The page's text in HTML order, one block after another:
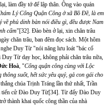
làm đầy tớ để lập thân. Ông vào quán
Lý Cống Quận Công ở xã Bồ Đề, là em
phủ dinh bàn nói điều gì, đều được Nam
cấm"[32]. Đào bèn ở lại, xin chăn trâu
chăn trâu, ban đêm đọc sách. Một hôm
Duy Từ "nói năng lưu loát "bác cổ
Từ dạy học, không phải chăn trâu nữa,
Hoà, "Cống quận công cùng với Lộc
suốt, hết sức yêu quý, gả con gái cho
chúa Trịnh Tráng lần thứ nhất, Trần
tiến cử Đào Duy Từ[34]. Từ đấy Đào Duy
thành khai quốc công thần của nhà